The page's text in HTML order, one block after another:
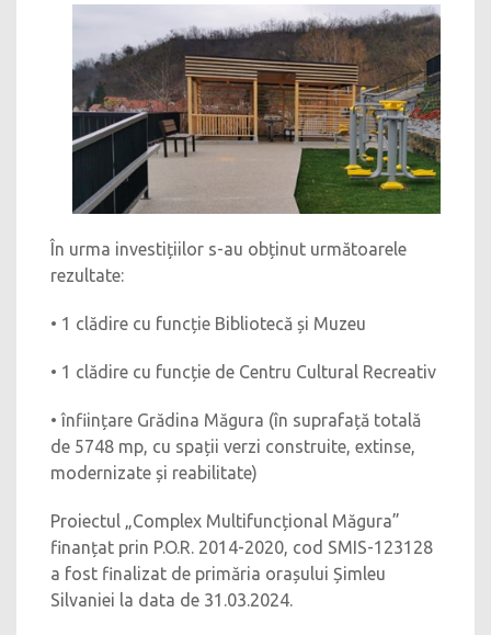
În urma investițiilor s-au obținut următoarele
rezultate:
• 1 clădire cu funcție Bibliotecă și Muzeu
• 1 clădire cu funcție de Centru Cultural Recreativ
• înființare Grădina Măgura (în suprafață totală
de 5748 mp, cu spații verzi construite, extinse,
modernizate și reabilitate)
Proiectul „Complex Multifuncțional Măgura”
finanțat prin P.O.R. 2014-2020, cod SMIS-123128
a fost finalizat de primăria orașului Șimleu
Silvaniei la data de 31.03.2024.